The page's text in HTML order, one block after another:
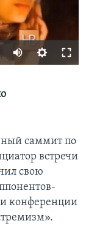
саммит по
встречи
свою
конференции